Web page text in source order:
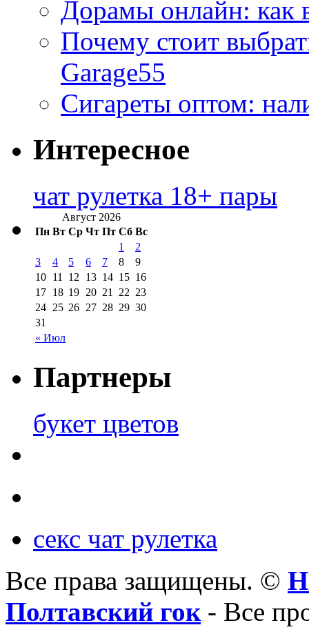
Дорамы онлайн: как
Почему стоит
Garage55
Сигареты оптом:
Интересное
чат рулетка 18+ пары
Август 2026
Пн Вт Ср Чт Пт Сб Вс
« Июл
1
2
3
4 5 6 7 8
9
10 11 12 13 14 15 16
17 18 19 20 21 22 23
24 25 26 27 28 29 30
31
Партнеры
букет цветов
секс чат рулетка
Все права защищены. ©
Полтавский гок- Все